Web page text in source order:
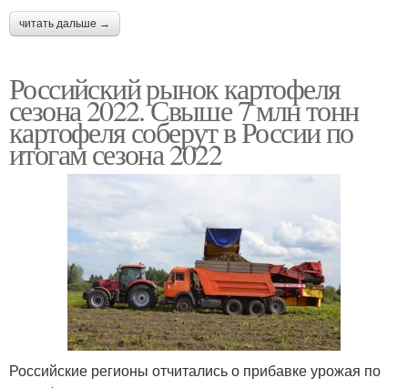
читать дальше →
Российский рынок картофеля
сезона 2022. Свыше 7 млн тонн
картофеля соберут в России по
итогам сезона 2022
Российские регионы отчитались о прибавке урожая по